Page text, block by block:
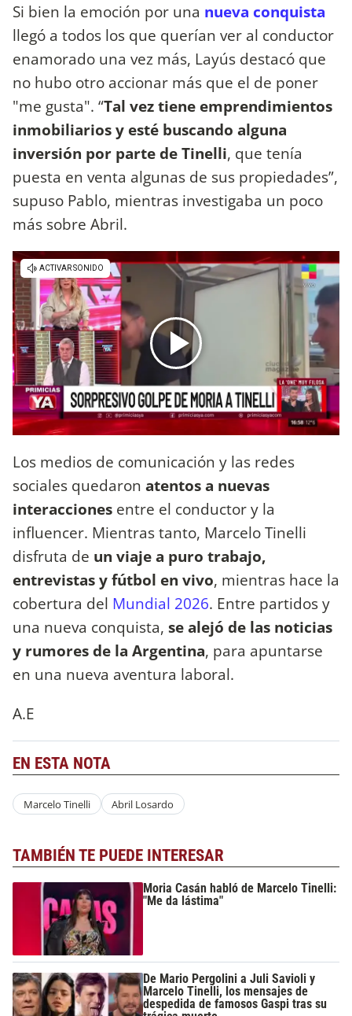
Si bien la emoción por una nueva conquista
llegó a todos los que querían ver al conductor
enamorado una vez más, Layús destacó que
no hubo otro accionar más que el de poner
"me gusta". “Tal vez tiene emprendimientos
inmobiliarios y esté buscando alguna
inversión por parte de Tinelli, que tenía
puesta en venta algunas de sus propiedades”,
supuso Pablo, mientras investigaba un poco
más sobre Abril.
Los medios de comunicación y las redes
sociales quedaron atentos a nuevas
interacciones entre el conductor y la
influencer. Mientras tanto, Marcelo Tinelli
disfruta de un viaje a puro trabajo,
entrevistas y fútbol en vivo, mientras hace la
cobertura del Mundial 2026. Entre partidos y
una nueva conquista, se alejó de las noticias
y rumores de la Argentina, para apuntarse
en una nueva aventura laboral.
A.E
EN ESTA NOTA
Marcelo Tinelli Abril Losardo
TAMBIÉN TE PUEDE INTERESAR
Moria Casán habló de Marcelo Tinelli:
"Me da lástima"
De Mario Pergolini a Juli Savioli y
Marcelo Tinelli, los mensajes de
despedida de famosos Gaspi tras su